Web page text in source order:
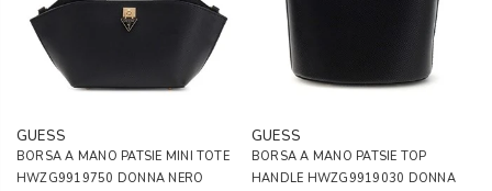
GUESS
BORSA A MANO PATSIE MINI TOTE
HWZG9919750 DONNA NERO
GUESS
BORSA A MANO PATSIE TOP
HANDLE HWZG9919030 DONNA